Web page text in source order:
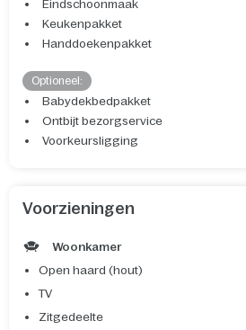
Eindschoonmaak
Keukenpakket
Handdoekenpakket
Optioneel:
Babydekbedpakket
Ontbijt bezorgservice
Voorkeursligging
Voorzieningen
Woonkamer
Open haard (hout)
TV
Zitgedeelte